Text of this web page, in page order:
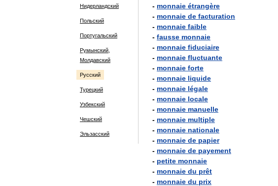
Нидерландский
Польский
Португальский
Румынский,
Молдавский
Русский
Турецкий
Узбекский
Чешский
Эльзасский
- monnaie étrangère
- monnaie de facturation
- monnaie faible
- fausse monnaie
- monnaie fiduciaire
- monnaie fluctuante
- monnaie forte
- monnaie liquide
- monnaie légale
- monnaie locale
- monnaie manuelle
- monnaie multiple
- monnaie nationale
- monnaie de papier
- monnaie de payement
- petite monnaie
- monnaie du prêt
- monnaie du prix